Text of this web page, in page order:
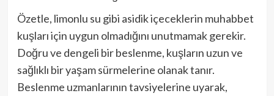
Özetle, limonlu su gibi asidik içeceklerin muhabbet
kuşları için uygun olmadığını unutmamak gerekir.
Doğru ve dengeli bir beslenme, kuşların uzun ve
sağlıklı bir yaşam sürmelerine olanak tanır.
Beslenme uzmanlarının tavsiyelerine uyarak,